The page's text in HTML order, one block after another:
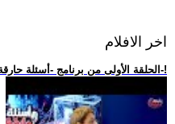
اخر الافلام
.. الحلقة الأولى من برنامج -أسئلة حارقة-!